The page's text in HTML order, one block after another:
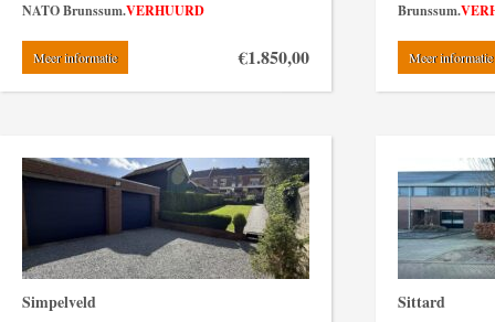
NATO Brunssum.VERHUURD
Meer informatie €1.850,00
Brunssum.
Meer informatie
Simpelveld Sittard